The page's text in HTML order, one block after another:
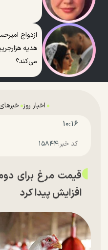
ازدواج
هدیه
می‌کند؟
اخبار روز
۱۰:۱۶
کد خبر:۱۵۸۴۴
قیمت مرغ برای
افزایش پیدا کرد